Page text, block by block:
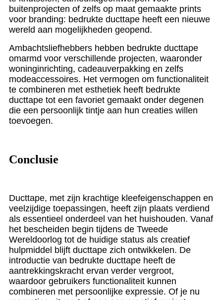
buitenprojecten of zelfs op maat gemaakte prints
voor branding: bedrukte ducttape heeft een nieuwe
wereld aan mogelijkheden geopend.
Ambachtsliefhebbers hebben bedrukte ducttape
omarmd voor verschillende projecten, waaronder
woninginrichting, cadeauverpakking en zelfs
modeaccessoires. Het vermogen om functionaliteit
te combineren met esthetiek heeft bedrukte
ducttape tot een favoriet gemaakt onder degenen
die een persoonlijk tintje aan hun creaties willen
toevoegen.
Conclusie
Ducttape, met zijn krachtige kleefeigenschappen en
veelzijdige toepassingen, heeft zijn plaats verdiend
als essentieel onderdeel van het huishouden. Vanaf
het bescheiden begin tijdens de Tweede
Wereldoorlog tot de huidige status als creatief
hulpmiddel blijft ducttape zich ontwikkelen. De
introductie van bedrukte ducttape heeft de
aantrekkingskracht ervan verder vergroot,
waardoor gebruikers functionaliteit kunnen
combineren met persoonlijke expressie. Of je nu